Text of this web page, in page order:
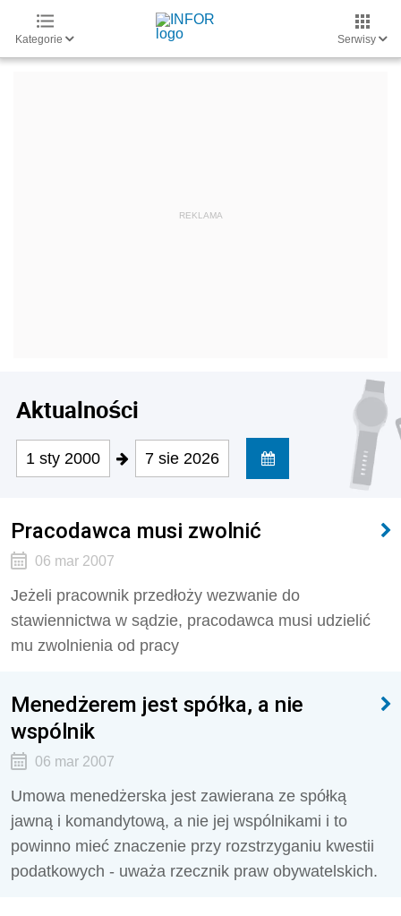
Kategorie Serwisy
Aktualności
1 sty 2000 7 sie 2026
Pracodawca musi zwolnić
06 mar 2007
Jeżeli pracownik przedłoży wezwanie do
stawiennictwa w sądzie, pracodawca musi udzielić
mu zwolnienia od pracy
Menedżerem jest spółka, a nie
wspólnik
06 mar 2007
Umowa menedżerska jest zawierana ze spółką
jawną i komandytową, a nie jej wspólnikami i to
powinno mieć znaczenie przy rozstrzyganiu kwestii
podatkowych - uważa rzecznik praw obywatelskich.